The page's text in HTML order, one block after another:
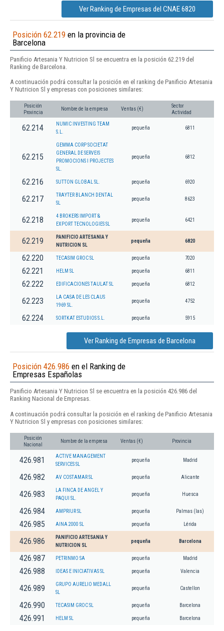
Ver Ranking de Empresas del CNAE 6820
Posición 62.219 en la provincia de
Barcelona
Panificio Artesania Y Nutricion Sl se encuentra en la posición 62.219 del
Ranking de Barcelona.
A continuación podrá consultar la posición en el ranking de Panificio Artesania
Y Nutricion Sl y empresas con posiciones similares:
Posición
Provincia
Nombre de la empresa Ventas (€)
Sector
Actividad
62.214
NUMIC INVESTING TEAM
S.L.
pequeña 6811
62.215
GEMMA CORP SOCIETAT
GENERAL DE SERVEIS
PROMOCIONS I PROJECTES
SL.
pequeña 6812
62.216 SUTTON GLOBAL SL. pequeña 6920
62.217
TRAYTER BLANCH DENTAL
SL
pequeña 8623
62.218
4 BROKERS IMPORT &
EXPORT TECNOLOGIES SL
pequeña 6421
62.219
PANIFICIO ARTESANIA Y
NUTRICION SL
pequeña 6820
62.220 TECASIM GROC SL pequeña 7020
62.221 HELM SL pequeña 6811
62.222 EDIFICACIONES TAULAT SL pequeña 6812
62.223
LA CASA DE LES CLAUS
1969 SL.
pequeña 4752
62.224 SORTKAT ESTUDIOS S.L. pequeña 5915
Ver Ranking de Empresas de Barcelona
Posición 426.986 en el Ranking de
Empresas Españolas
Panificio Artesania Y Nutricion Sl se encuentra en la posición 426.986 del
Ranking Nacional de Empresas.
A continuación podrá consultar la posición en el ranking de Panificio Artesania
Y Nutricion Sl y empresas con posiciones similares:
Posición
Nacional
Nombre de la empresa Ventas (€) Provincia
426.981
ACTIVE MANAGEMENT
SERVICES SL
pequeña Madrid
426.982 AV COSTAMAR SL pequeña Alicante
426.983
LA FINCA DE ANGEL Y
PAQUI SL.
pequeña Huesca
426.984 AMPRIUR SL pequeña Palmas (las)
426.985 AINA 2000 SL pequeña Lérida
426.986
PANIFICIO ARTESANIA Y
NUTRICION SL
pequeña Barcelona
426.987 PETRINMO SA pequeña Madrid
426.988 IDEAS E INICIATIVAS SL pequeña Valencia
426.989
GRUPO AURELIO MEDALL
SL
pequeña Castellon
426.990 TECASIM GROC SL pequeña Barcelona
426.991 HELM SL pequeña Barcelona